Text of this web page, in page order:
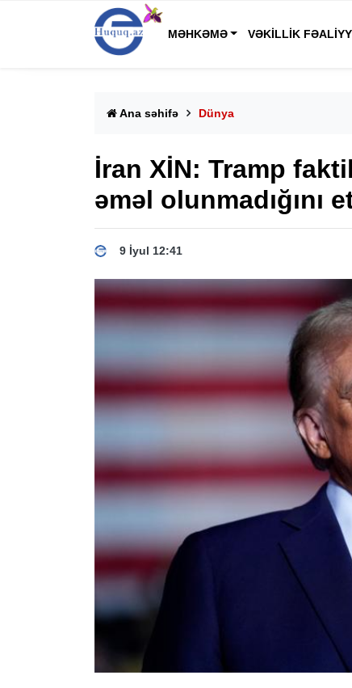
MƏHKƏMƏ VƏKILLIK
Ana səhifə Dünya
İran XİN: Tramp
əməl olunmadığını
9 İyul 12:41